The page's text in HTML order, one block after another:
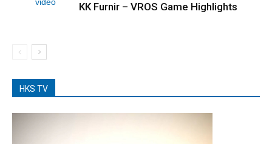
KK Furnir – VROS Game Highlights
HKS TV